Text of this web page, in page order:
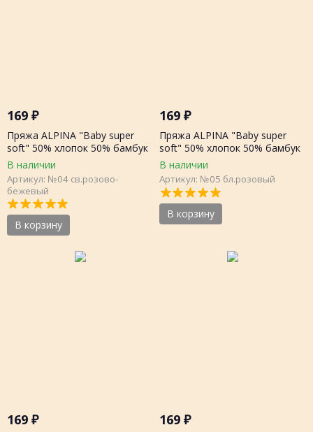
169 ₽
Пряжа ALPINA "Baby super
soft" 50% хлопок 50% бамбук
50г 150 метров, шт.
В наличии
Артикул: №04 св.розово-
бежевый
В корзину
169₽
Пряжа ALPINA "Baby super
soft" 50% хлопок 50% бамбук
50г 150 метров, шт.
В наличии
Артикул: №05 бл.розовый
В корзину
169 ₽ 169₽